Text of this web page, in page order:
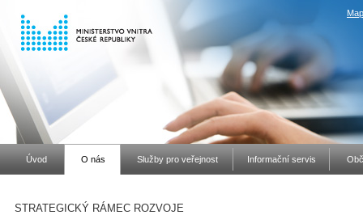
Úvod O nás Služby pro veřejnost Informační servis
STRATEGICKÝ RÁMEC ROZVOJE